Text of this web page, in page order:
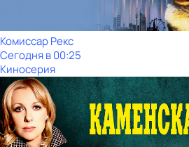
Комиссар Рекс
Сегодня в 00:25
Киносерия